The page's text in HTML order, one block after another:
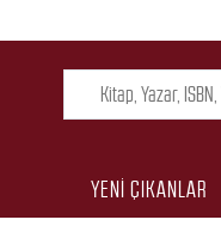
YENI ÇIKANLAR